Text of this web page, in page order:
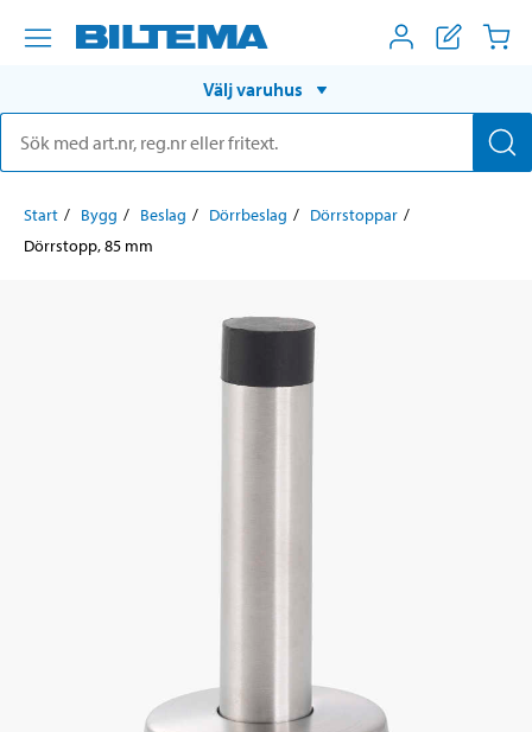
Välj varuhus
Start Bygg Beslag Dörrbeslag
Dörrstoppar
Dörrstopp, 85 mm